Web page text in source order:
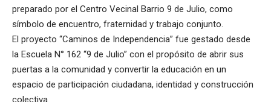
preparado por el Centro Vecinal Barrio 9 de Julio, como
símbolo de encuentro, fraternidad y trabajo conjunto.
El proyecto “Caminos de Independencia” fue gestado desde
la Escuela N° 162 “9 de Julio” con el propósito de abrir sus
puertas a la comunidad y convertir la educación en un
espacio de participación ciudadana, identidad y construcción
colectiva.